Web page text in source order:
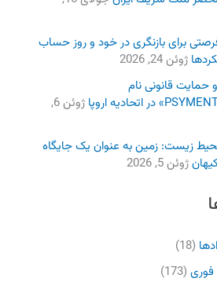
برای بازنگری در خود و روز حساب
ژوئن 24, 2026
قانونی نام
ژوئن 6,
زیست: زمین به عنوان یک جایگاه
ژوئن 5, 2026
(18)
فوری (173)